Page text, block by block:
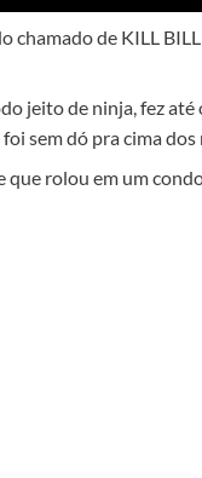
chamado de KILL
jeito de ninja, fez
sem dó pra cima
que rolou em um